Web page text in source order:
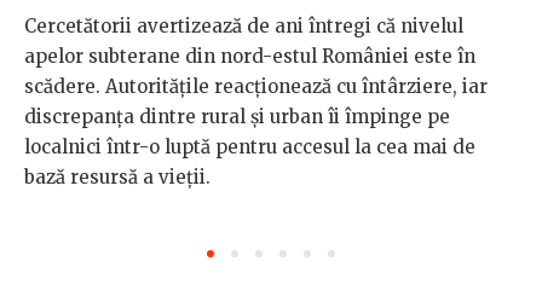
Cercetătorii avertizează de ani întregi că nivelul
apelor subterane din nord-estul României este în
scădere. Autoritățile reacționează cu întârziere, iar
discrepanța dintre rural și urban îi împinge pe
localnici într-o luptă pentru accesul la cea mai de
bază resursă a vieții.